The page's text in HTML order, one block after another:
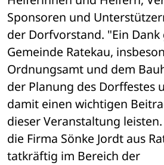
Sponsoren und
der Dorfvorstand. "Ein
Gemeinde Ratekau,
Ordnungsamt und dem
der Planung des Dorffestes
damit einen wichtigen
dieser Veranstaltung
die Firma Sönke Jordt aus
tatkräftig im Bereich der